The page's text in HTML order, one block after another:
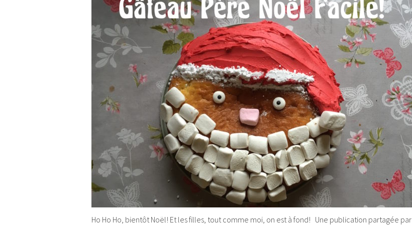
Ho Ho Ho, bientôt Noël! Et les filles, tout comme moi, on est à fond! Une publication partagée par